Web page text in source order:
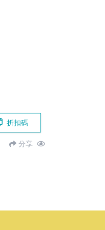
折扣碼
分享